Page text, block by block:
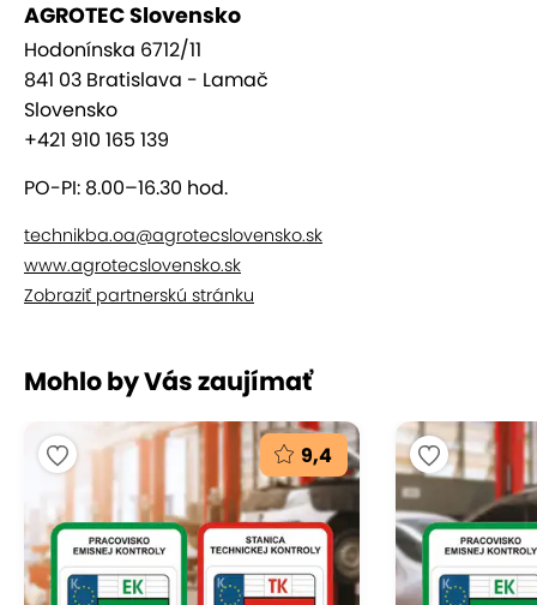
AGROTEC Slovensko
Hodonínska 6712/11
841 03 Bratislava - Lamač
Slovensko
+421 910 165 139
PO-PI: 8.00–16.30 hod.
technikba.oa@agrotecslovensko.sk
www.agrotecslovensko.sk
Zobraziť partnerskú stránku
Mohlo by Vás zaujímať
9,4